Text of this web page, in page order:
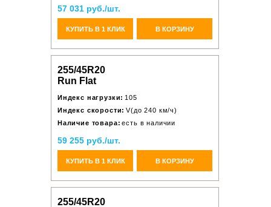
57 031 руб./шт.
КУПИТЬ В 1 КЛИК В КОРЗИНУ
255/45R20
Run Flat
Индекс нагрузки: 105
Индекс скорости: V(до 240 км/ч)
Наличие товара: есть в наличии
59 255 руб./шт.
КУПИТЬ В 1 КЛИК В КОРЗИНУ
255/45R20